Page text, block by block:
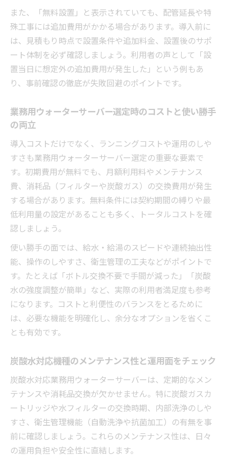
また、「無料設置」と表示されていても、配管延長や特
殊工事には追加費用がかかる場合があります。導入前に
は、見積もり時点で設置条件や追加料金、設置後のサポ
ート体制を必ず確認しましょう。利用者の声として「設
置当日に想定外の追加費用が発生した」という例もあ
り、事前確認の徹底が失敗回避のポイントです。
業務用ウォーターサーバー選定時のコストと使い勝手
の両立
導入コストだけでなく、ランニングコストや運用のしや
すさも業務用ウォーターサーバー選定の重要な要素で
す。初期費用が無料でも、月額利用料やメンテナンス
費、消耗品（フィルターや炭酸ガス）の交換費用が発生
する場合があります。無料条件には契約期間の縛りや最
低利用量の設定があることも多く、トータルコストを確
認しましょう。
使い勝手の面では、給水・給湯のスピードや連続抽出性
能、操作のしやすさ、衛生管理の工夫などがポイントで
す。たとえば「ボトル交換不要で手間が減った」「炭酸
水の強度調整が簡単」など、実際の利用者満足度も参考
になります。コストと利便性のバランスをとるために
は、必要な機能を明確化し、余分なオプションを省くこ
とも有効です。
炭酸水対応機種のメンテナンス性と運用面をチェック
炭酸水対応業務用ウォーターサーバーは、定期的なメン
テナンスや消耗品交換が欠かせません。特に炭酸ガスカ
ートリッジや水フィルターの交換時期、内部洗浄のしや
すさ、衛生管理機能（自動洗浄や抗菌加工）の有無を事
前に確認しましょう。これらのメンテナンス性は、日々
の運用負担や安全性に直結します。